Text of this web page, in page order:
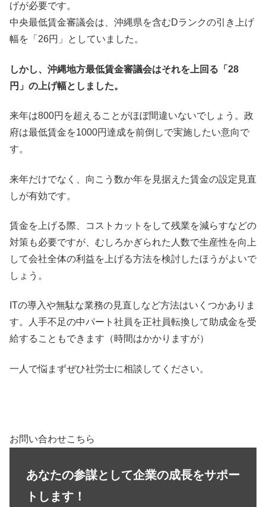
げが必要です。
中央最低賃金審議会は、沖縄県を含むDランクの引き上げ
幅を「26円」としていました。
しかし、沖縄地方最低賃金審議会はそれを上回る「28
円」の上げ幅としました。
来年は800円を超えることがほぼ間違いないでしょう。政
府は最低賃金を1000円達成を前倒しで実施したい意向で
す。
来年だけでなく、向こう数か年を見据えた賃金の設定見直
しが有効です。
賃金を上げる際、コストカットをして残業を減らすなどの
対策も必要ですが、むしろかぎられた人数で生産性を向上
して会社全体の利益を上げる方法を検討したほうがよいで
しょう。
ITの導入や無駄な業務の見直しなど方法はいくつかありま
す。人手不足の中パート社員を正社員転換して助成金を受
給することもできます（時間はかかりますが）
一人で悩まずぜひ社労士に相談してください。
お問い合わせこちら
あなたの参謀として企業の成長をサポー
トします！